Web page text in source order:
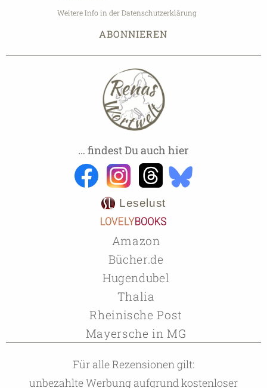
Weitere Info in der Datenschutzerklärung
… findest Du auch hier
Leselust
Amazon
Bücher.de
Hugendubel
Thalia
Rheinische Post
Mayersche in MG
Für alle Rezensionen gilt:
unbezahlte Werbung aufgrund kostenloser